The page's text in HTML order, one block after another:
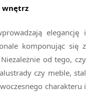
wnętrz
elegancję i
komponując się z
od tego, czy
czy meble, stal
charakteru i